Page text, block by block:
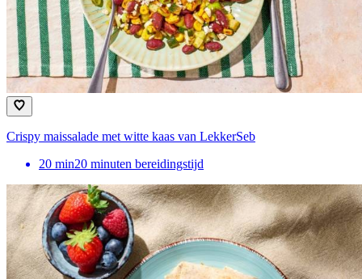
Crispy maissalade met witte kaas van LekkerSeb
20 min20 minuten bereidingstijd